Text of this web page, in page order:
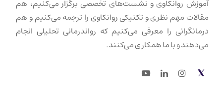
آموزش روانکاوی و نشست‌های تخصصی برگزار می‌کنیم، هم
مقالات مهم نظری و تکنیکی روانکاوی را ترجمه می‌کنیم و هم
درمانگرانی را معرفی می‌کنیم که رواندرمانی تحلیلی انجام
می‌دهند و با ما همکاری می‌کنند.
Twitter
Instagram
LinkedIn
Youtube